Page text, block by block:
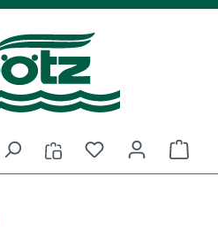
Du hast 0